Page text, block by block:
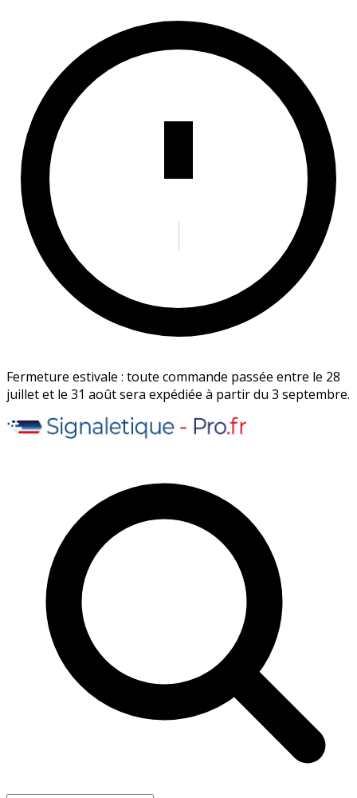
Fermeture estivale : toute commande passée entre le 28
juillet et le 31 août sera expédiée à partir du 3 septembre.